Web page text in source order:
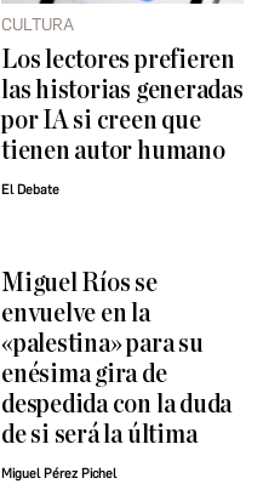
CULTURA
Los lectores prefieren
las historias generadas
por IA si creen que
tienen autor humano
El Debate
Miguel Ríos se
envuelve en la
«palestina» para su
enésima gira de
despedida con la duda
de si será la última
Miguel Pérez Pichel